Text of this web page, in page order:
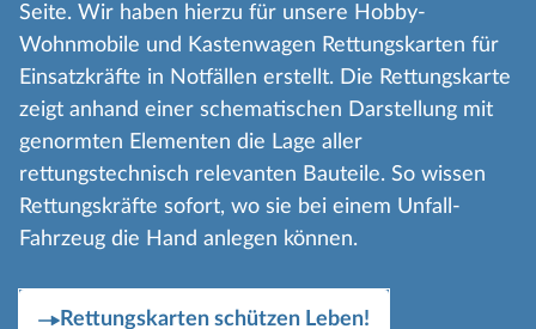
Seite. Wir haben hierzu für unsere Hobby-
Wohnmobile und Kastenwagen Rettungskarten für
Einsatzkräfte in Notfällen erstellt. Die Rettungskarte
zeigt anhand einer schematischen Darstellung mit
genormten Elementen die Lage aller
rettungstechnisch relevanten Bauteile. So wissen
Rettungskräfte sofort, wo sie bei einem Unfall-
Fahrzeug die Hand anlegen können.
Rettungskarten schützen Leben!